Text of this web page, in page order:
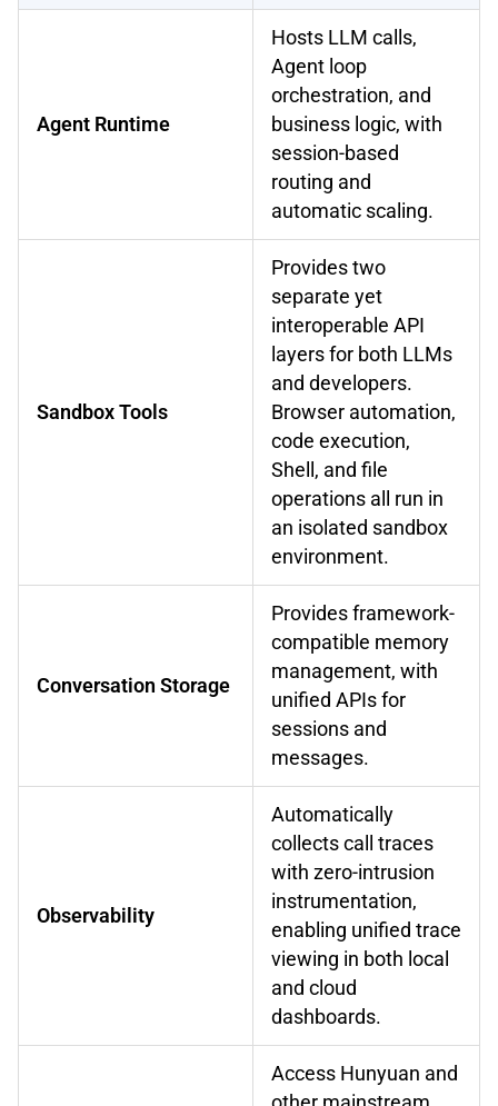
Agent Runtime
Hosts LLM calls,
Agent loop
orchestration, and
business logic, with
session-based
routing and
automatic scaling.
Sandbox Tools
Provides two
separate yet
interoperable API
layers for both LLMs
and developers.
Browser automation,
code execution,
Shell, and file
operations all run in
an isolated sandbox
environment.
Conversation Storage
Provides framework-
compatible memory
management, with
unified APIs for
sessions and
messages.
Observability
Automatically
collects call traces
with zero-intrusion
instrumentation,
enabling unified trace
viewing in both local
and cloud
dashboards.
Access Hunyuan and